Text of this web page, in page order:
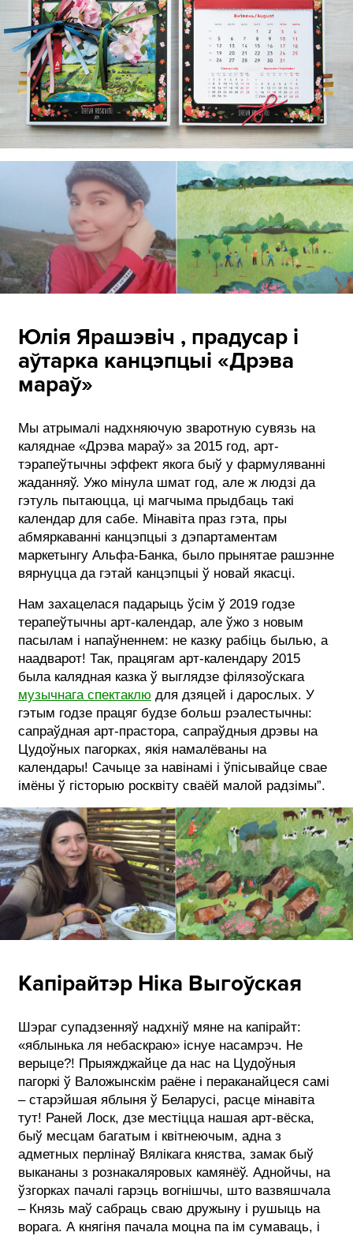
Юлія Ярашэвіч , прадусар і
аўтарка канцэпцыі «Дрэва
мараў»
Мы атрымалі надхняючую зваротную сувязь на
каляднае «Дрэва мараў» за 2015 год, арт-
тэрапеўтычны эффект якога быў у фармуляванні
жаданняў. Ужо мінула шмат год, але ж людзі да
гэтуль пытаюцца, ці магчыма прыдбаць такі
календар для сабе. Мінавіта праз гэта, пры
абмяркаванні канцэпцыі з дэпартаментам
маркетынгу Альфа-Банка, было прынятае рашэнне
вярнуцца да гэтай канцэпцыі ў новай якасці.
Нам захацелася падарыць ўсім ў 2019 годзе
терапеўтычны арт-календар, але ўжо з новым
пасылам і напаўненнем: не казку рабіць былью, а
наадварот! Так, працягам арт-календару 2015
была калядная казка ў выглядзе філязоўскага
музычнага спектаклю для дзяцей і дарослых. У
гэтым годзе працяг будзе больш рэалестычны:
сапраўдная арт-прастора, сапраўдныя дрэвы на
Цудоўных пагорках, якія намалёваны на
календары! Сачыце за навінамі і ўпісывайце свае
імёны ў гісторыю росквіту сваёй малой радзімы”.
Капірайтэр Ніка Выгоўская
Шэраг супадзенняў надхніў мяне на капірайт:
«яблынька ля небаскраю» існуе насамрэч. Не
верыце?! Прыяжджайце да нас на Цудоўныя
пагоркі ў Валожынскім раёне і пераканайцеся самі
– старэйшая яблыня ў Беларусі, расце мінавіта
тут! Раней Лоск, дзе местіцца нашая арт-вёска,
быў месцам багатым і квітнеючым, адна з
адметных перлінаў Вялікага княства, замак быў
выкананы з рознакаляровых камянёў. Аднойчы, на
ўзгорках пачалі гарэць вогнішчы, што вазвяшчала
– Князь маў сабраць сваю дружыну і рушыць на
ворага. А княгіня пачала моцна па ім сумаваць, і